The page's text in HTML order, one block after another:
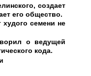
создает
его общество.
худого семени не
о ведущей
кода.